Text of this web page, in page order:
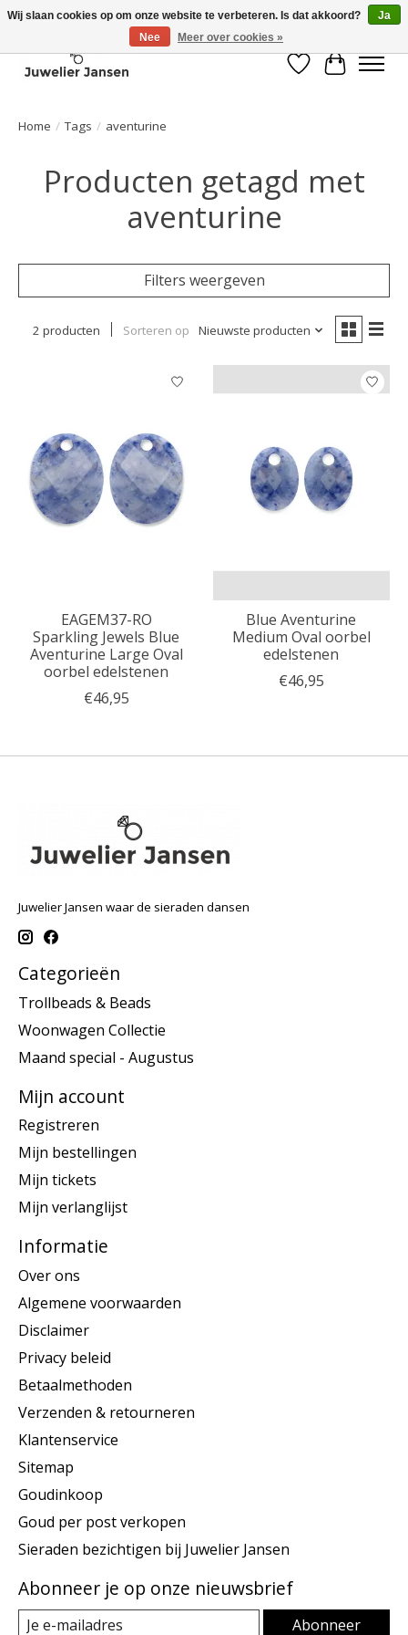
Verlanglijst
Home / Tags / aventurine
Producten getagd met
aventurine
Filters weergeven
2 producten Sorteren op Nieuwste producten
EAGEM37-RO
Sparkling Jewels Blue
Aventurine Large Oval
oorbel edelstenen
€46,95
Blue Aventurine
Medium Oval oorbel
edelstenen
€46,95
Juwelier Jansen waar de sieraden dansen
Categorieën
Trollbeads & Beads
Woonwagen Collectie
Maand special - Augustus
Mijn account
Registreren
Mijn bestellingen
Mijn tickets
Mijn verlanglijst
Informatie
Over ons
Algemene voorwaarden
Disclaimer
Privacy beleid
Betaalmethoden
Verzenden & retourneren
Klantenservice
Sitemap
Goudinkoop
Goud per post verkopen
Sieraden bezichtigen bij Juwelier Jansen
Abonneer je op onze nieuwsbrief
Abonneer
Wij slaan cookies op om onze website te verbeteren. Is dat akkoord?
Ja
Nee
Meer over cookies »